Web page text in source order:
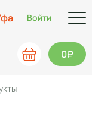
Войти
0₽